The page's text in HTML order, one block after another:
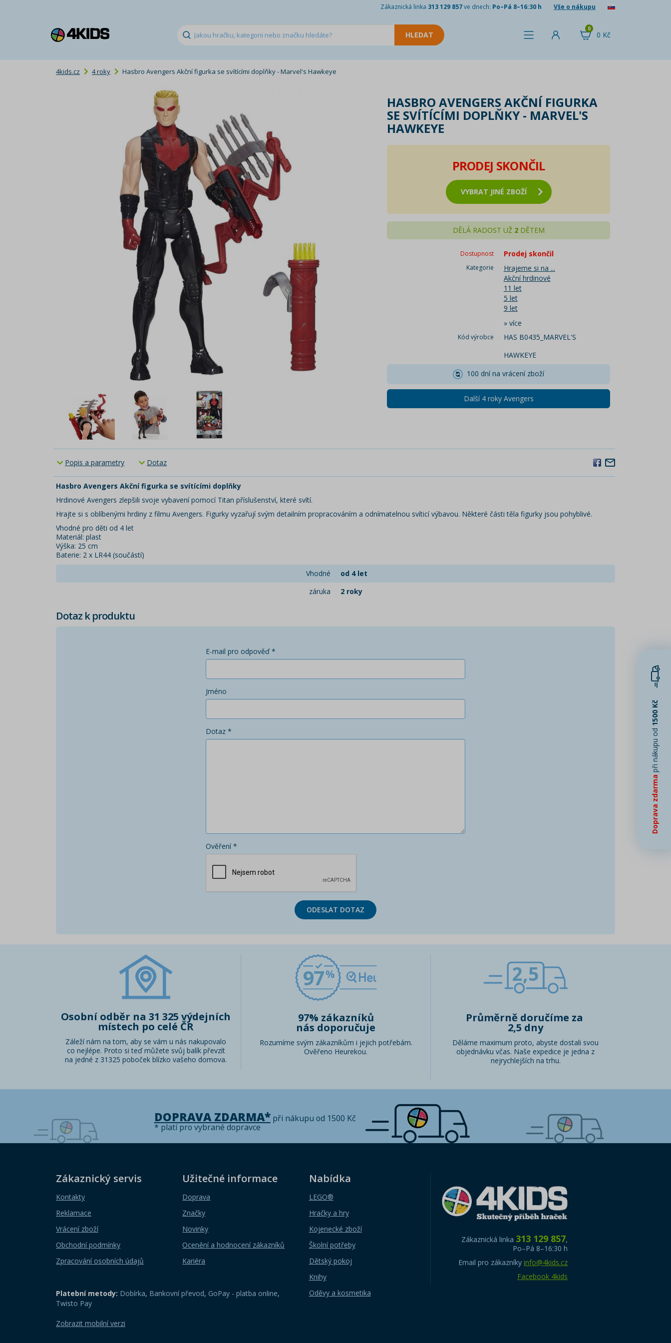
Zákaznická linka 313 129 857ve dnech: Po–Pá 8–16:30 h Vše o nákupu
0 Kč
0
4kids.cz 4 roky Hasbro Avengers Akční figurka se svítícími doplňky - Marvel's Hawkeye
HASBRO AVENGERS AKČNÍ FIGURKA
SE SVÍTÍCÍMI DOPLŇKY - MARVEL'S
HAWKEYE
PRODEJ SKONČIL
VYBRAT JINÉ ZBOŽÍ
DĚLÁ RADOST UŽ 2DĚTEM
Dostupnost Prodej skončil
Kategorie
Hrajeme si na ...
Akční hrdinové
11 let
5 let
9 let
» více
Kód výrobce
HAS B0435_MARVEL'S
HAWKEYE
100 dní na vrácení zboží
Další 4 roky Avengers
Popis a parametry Dotaz
Hasbro Avengers Akční figurka se svítícími doplňky
Hrdinové Avengers zlepšili svoje vybavení pomocí Titan příslušenství, které svítí.
Hrajte si s oblíbenými hrdiny z filmu Avengers. Figurky vyzařují svým detailním propracováním a odnímatelnou svíticí výbavou. Některé části těla figurky jsou pohyblivé.
Vhodné pro děti od 4 let
Materiál: plast
Výška: 25 cm
Baterie: 2 x LR44 (součástí)
Vhodné
od 4 let
záruka
2 roky
Dotaz k produktu
E-mail pro odpověď *
Jméno
Dotaz *
Ověření *
ODESLAT DOTAZ
Osobní odběr na 31 325 výdejních
místech po celé ČR
Záleží nám na tom, aby se vám u nás nakupovalo
co nejlépe. Proto si teď můžete svůj balík převzít
na jedné z 31325 poboček blízko vašeho domova.
97
97% zákazníků
nás doporučuje
Rozumíme svým zákazníkům i jejich potřebám.
Ověřeno Heurekou.
2,5
Průměrně doručíme za
2,5 dny
Děláme maximum proto, abyste dostali svou
objednávku včas. Naše expedice je jedna z
nejrychlejších na trhu.
DOPRAVA ZDARMA*při nákupu od 1500 Kč
* platí pro vybrané dopravce
Zákaznický servis
Kontakty
Reklamace
Vrácení zboží
Obchodní podmínky
Zpracování osobních údajů
Užitečné informace
Doprava
Značky
Novinky
Ocenění a hodnocení zákazníků
Kariéra
Nabídka
LEGO®
Hračky a hry
Kojenecké zboží
Školní potřeby
Dětský pokoj
Knihy
Oděvy a kosmetika
Platební metody: Dobírka, Bankovní převod, GoPay - platba online,
Twisto Pay
Zobrazit mobilní verzi
Zákaznická linka 313 129 857,
Po–Pá 8–16:30 h
Email pro zákazníky info@4kids.cz
Facebook 4kids
Doprava zdarma
při nákupu od
1500 Kč